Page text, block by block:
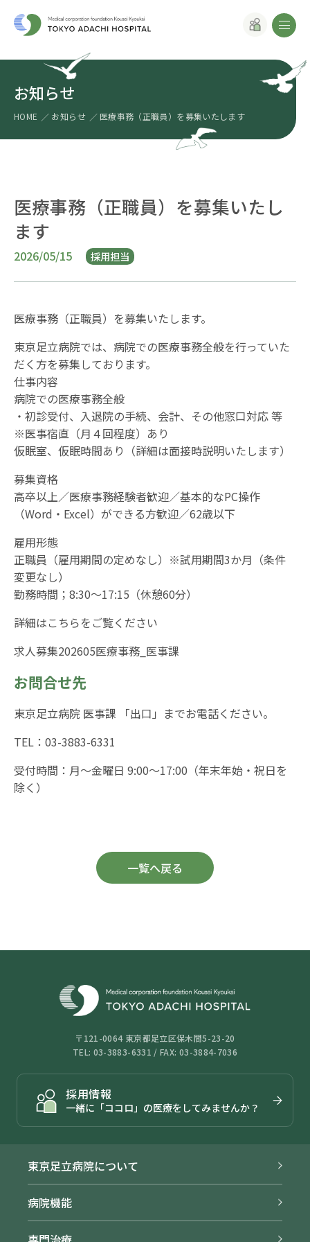
お知らせ
HOME お知らせ 医療事務（正職員）を募集いたします
医療事務（正職員）を募集いたし
ます
2026/05/15 採用担当
医療事務（正職員）を募集いたします。
東京足立病院では、病院での医療事務全般を行っていた
だく方を募集しております。
仕事内容
病院での医療事務全般
・初診受付、入退院の手続、会計、その他窓口対応 等
※医事宿直（月４回程度）あり
仮眠室、仮眠時間あり（詳細は面接時説明いたします）
募集資格
高卒以上／医療事務経験者歓迎／基本的なPC操作
（Word・Excel）ができる方歓迎／62歳以下
雇用形態
正職員（雇用期間の定めなし）※試用期間3か月（条件
変更なし）
勤務時間； 8:30～17:15（休憩60分）
詳細はこちらをご覧ください
求人募集202605医療事務_医事課
お問合せ先
東京足立病院 医事課 「出口」までお電話ください。
TEL：03-3883-6331
受付時間：月～金曜日 9:00～17:00（年末年始・祝日を
除く）
一覧へ戻る
〒121-0064 東京都足立区保木間5-23-20
TEL: 03-3883-6331 / FAX: 03-3884-7036
採用情報
一緒に「ココロ」の医療をしてみませんか？
東京足立病院について
病院機能